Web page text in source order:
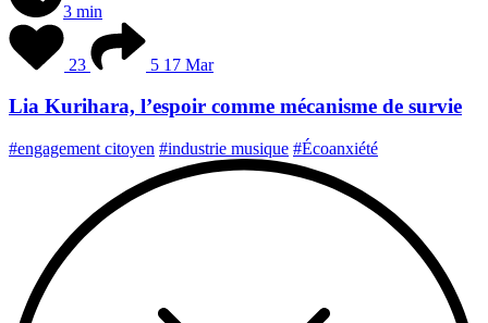
3 min
23 5 17 Mar
Lia Kurihara, l’espoir comme mécanisme de survie
#engagement citoyen #industrie musique #Écoanxiété